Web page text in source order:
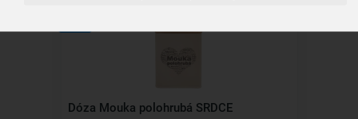
Dóza Mouka polohrubá SRDCE